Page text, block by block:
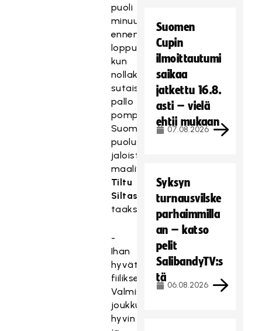
puoli
minuuttia
ennen
loppua,
kun
nollakulmasta
sutaistu
pallo
pomppi
Suomen
puolustajan
jaloista
maalivahti
Tiltu
Siltasen
taakse.
-
Ihan
hyvät
fiilikset.
Valmistettiin
joukkue
hyvin
Suomen
Cupin
ilmoittautumi
saikaa
jatkettu 16.8.
asti – vielä
ehtii mukaan
07.08.2026
Syksyn
turnausvilske
parhaimmilla
an – katso
pelit
SalibandyTV:s
tä
06.08.2026